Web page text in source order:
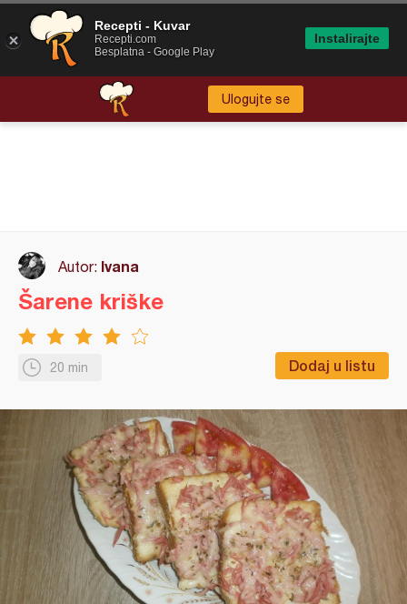
Ulogujte se
Autor: Ivana
20 min Dodaj u listu
Šarene kriške
Recepti - Kuvar
Recepti.com
Besplatna - Google Play
Instalirajte